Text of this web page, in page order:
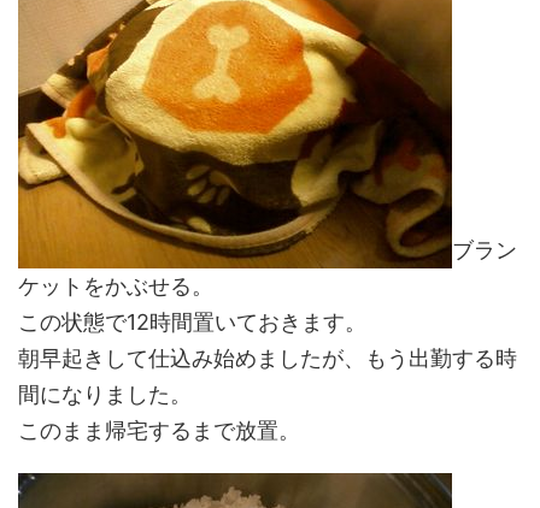
ブラン
ケットをかぶせる。
この状態で12時間置いておきます。
朝早起きして仕込み始めましたが、もう出勤する時
間になりました。
このまま帰宅するまで放置。